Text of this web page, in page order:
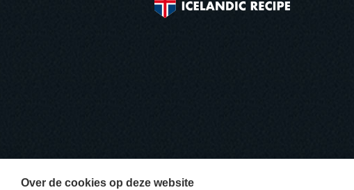
Over de cookies op deze website